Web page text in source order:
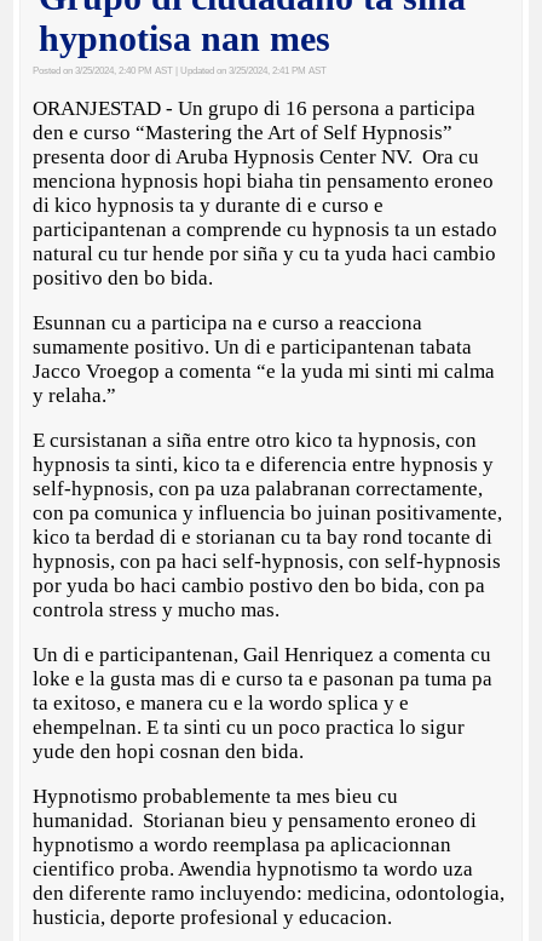
hypnotisa nan mes
Posted on 3/25/2024, 2:40 PM AST | Updated on 3/25/2024, 2:41 PM AST
ORANJESTAD - Un grupo di 16 persona a participa
den e curso “Mastering the Art of Self Hypnosis”
presenta door di Aruba Hypnosis Center NV. Ora cu
menciona hypnosis hopi biaha tin pensamento eroneo
di kico hypnosis ta y durante di e curso e
participantenan a comprende cu hypnosis ta un estado
natural cu tur hende por siña y cu ta yuda haci cambio
positivo den bo bida.
Esunnan cu a participa na e curso a reacciona
sumamente positivo. Un di e participantenan tabata
Jacco Vroegop a comenta “e la yuda mi sinti mi calma
y relaha.”
E cursistanan a siña entre otro kico ta hypnosis, con
hypnosis ta sinti, kico ta e diferencia entre hypnosis y
self-hypnosis, con pa uza palabranan correctamente,
con pa comunica y influencia bo juinan positivamente,
kico ta berdad di e storianan cu ta bay rond tocante di
hypnosis, con pa haci self-hypnosis, con self-hypnosis
por yuda bo haci cambio postivo den bo bida, con pa
controla stress y mucho mas.
Un di e participantenan, Gail Henriquez a comenta cu
loke e la gusta mas di e curso ta e pasonan pa tuma pa
ta exitoso, e manera cu e la wordo splica y e
ehempelnan. E ta sinti cu un poco practica lo sigur
yude den hopi cosnan den bida.
Hypnotismo probablemente ta mes bieu cu
humanidad. Storianan bieu y pensamento eroneo di
hypnotismo a wordo reemplasa pa aplicacionnan
cientifico proba. Awendia hypnotismo ta wordo uza
den diferente ramo incluyendo: medicina, odontologia,
husticia, deporte profesional y educacion.